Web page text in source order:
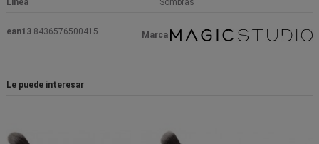
Linea Sombras
Marca
ean13 8436576500415
Le puede interesar